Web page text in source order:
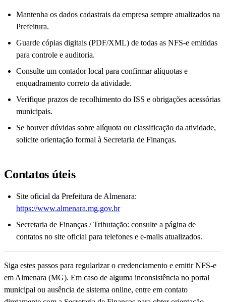
Mantenha os dados cadastrais da empresa sempre atualizados na
Prefeitura.
Guarde cópias digitais (PDF/XML) de todas as NFS-e emitidas
para controle e auditoria.
Consulte um contador local para confirmar alíquotas e
enquadramento correto da atividade.
Verifique prazos de recolhimento do ISS e obrigações acessórias
municipais.
Se houver dúvidas sobre alíquota ou classificação da atividade,
solicite orientação formal à Secretaria de Finanças.
Contatos úteis
Site oficial da Prefeitura de Almenara:
https://www.almenara.mg.gov.br
Secretaria de Finanças / Tributação: consulte a página de
contatos no site oficial para telefones e e-mails atualizados.
Siga estes passos para regularizar o credenciamento e emitir NFS-e
em Almenara (MG). Em caso de alguma inconsistência no portal
municipal ou ausência de sistema online, entre em contato